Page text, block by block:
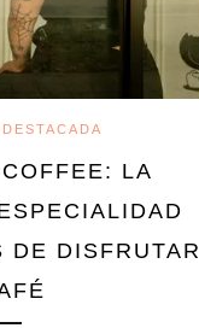
DESTACADA
LA
DE DISFRUTAR